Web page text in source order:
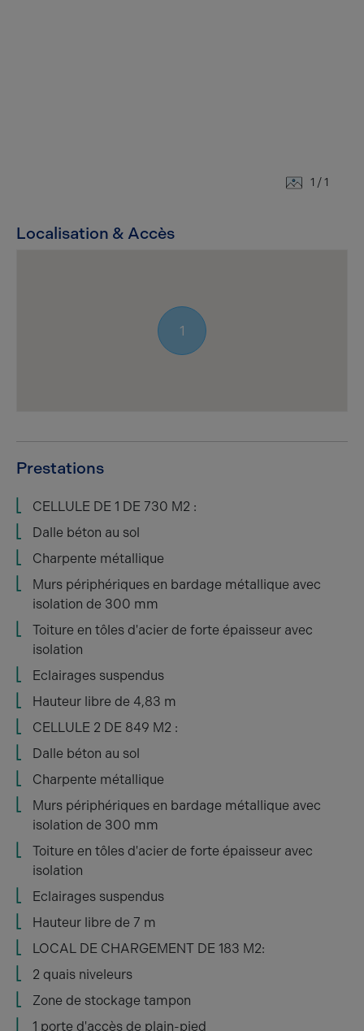
1 / 1
Localisation & Accès
1
Prestations
CELLULE DE 1 DE 730 M2 :
Dalle béton au sol
Charpente métallique
Murs périphériques en bardage métallique avec
isolation de 300 mm
Toiture en tôles d'acier de forte épaisseur avec
isolation
Eclairages suspendus
Hauteur libre de 4,83 m
CELLULE 2 DE 849 M2 :
Dalle béton au sol
Charpente métallique
Murs périphériques en bardage métallique avec
isolation de 300 mm
Toiture en tôles d'acier de forte épaisseur avec
isolation
Eclairages suspendus
Hauteur libre de 7 m
LOCAL DE CHARGEMENT DE 183 M2:
2 quais niveleurs
Zone de stockage tampon
1 porte d'accès de plain-pied